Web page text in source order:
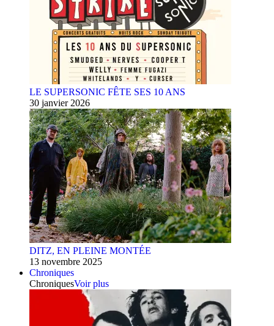
LE SUPERSONIC FÊTE SES 10 ANS
30 janvier 2026
DITZ, EN PLEINE MONTÉE
13 novembre 2025
Chroniques
ChroniquesVoir plus